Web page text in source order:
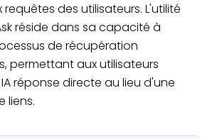
des utilisateurs. L'utilité
réside dans sa capacité à
de récupération
permettant aux utilisateurs
réponse directe au lieu d'une
liens.